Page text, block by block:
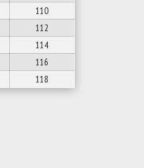
110
112
114
116
118